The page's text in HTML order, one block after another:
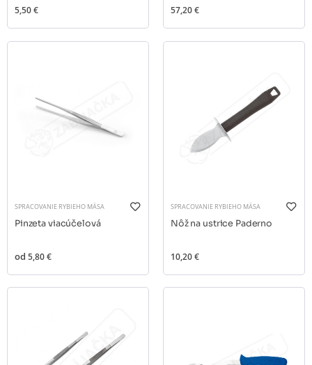
5,50 € 57,20 €
SPRACOVANIE RYBIEHO MÄSA
Pinzeta viacúčelová
od 5,80 €
SPRACOVANIE RYBIEHO MÄSA
Nôž na ustrice Paderno
10,20 €